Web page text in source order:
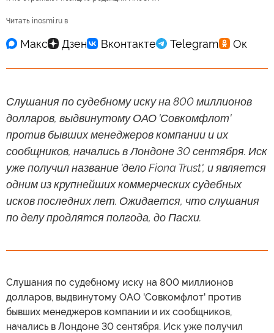
Читать inosmi.ru в
Слушания по судебному иску на 800 миллионов
долларов, выдвинутому ОАО 'Совкомфлот'
против бывших менеджеров компании и их
сообщников, начались в Лондоне 30 сентября. Иск
уже получил название 'дело Fiona Trust', и является
одним из крупнейших коммерческих судебных
исков последних лет. Ожидается, что слушания
по делу продлятся полгода, до Пасхи.
Слушания по судебному иску на 800 миллионов
долларов, выдвинутому ОАО 'Совкомфлот' против
бывших менеджеров компании и их сообщников,
начались в Лондоне 30 сентября. Иск уже получил